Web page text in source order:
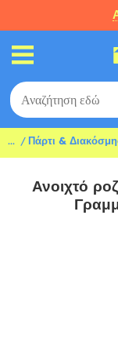
... Πάρτι &
Ανοιχτό